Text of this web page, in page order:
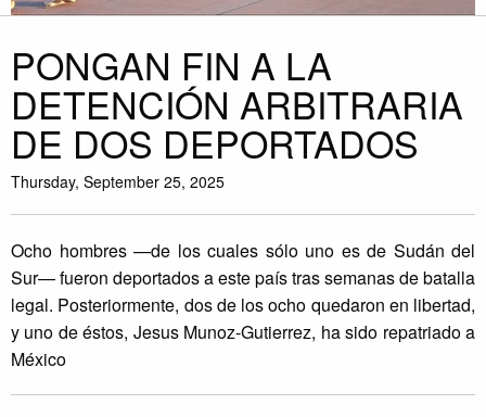
PONGAN FIN A LA
DETENCIÓN ARBITRARIA
DE DOS DEPORTADOS
Thursday, September 25, 2025
Ocho hombres —de los cuales sólo uno es de Sudán del
Sur— fueron deportados a este país tras semanas de batalla
legal. Posteriormente, dos de los ocho quedaron en libertad,
y uno de éstos, Jesus Munoz-Gutierrez, ha sido repatriado a
México